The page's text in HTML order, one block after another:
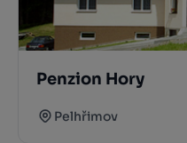
Penzion Hory
Pelhřimov